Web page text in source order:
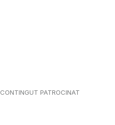
CONTINGUT PATROCINAT